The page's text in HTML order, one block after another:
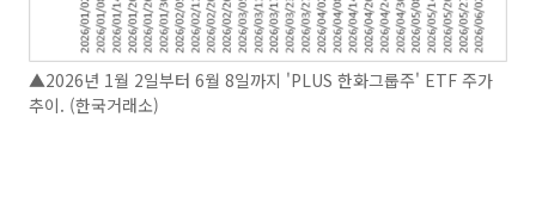
▲2026년 1월 2일부터 6월 8일까지 'PLUS 한화그룹주' ETF 주가
추이. (한국거래소)